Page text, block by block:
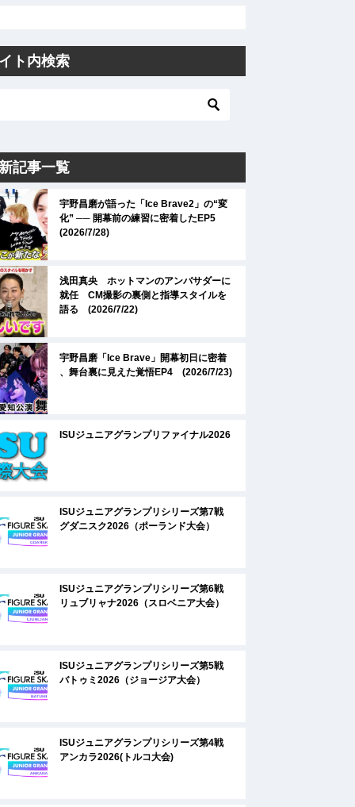
ト内検索
記事一覧
宇野昌磨が語った「Ice Brave2」の“変
化” ── 開幕前の練習に密着したEP5
(2026/7/28)
浅田真央 ホットマンのアンバサダーに
就任 CM撮影の裏側と指導スタイルを
語る (2026/7/22)
宇野昌磨「Ice Brave」開幕初日に密着
、舞台裏に見えた覚悟EP4 (2026/7/23)
ISUジュニアグランプリファイナル2026
ISUジュニアグランプリシリーズ第7戦
グダニスク2026（ポーランド大会）
ISUジュニアグランプリシリーズ第6戦
リュブリャナ2026（スロベニア大会）
ISUジュニアグランプリシリーズ第5戦
バトゥミ2026（ジョージア大会）
ISUジュニアグランプリシリーズ第4戦
アンカラ2026(トルコ大会)